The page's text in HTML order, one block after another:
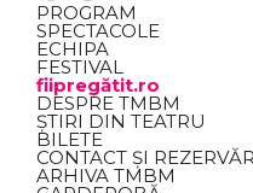
PROGRAM
SPECTACOLE
ECHIPA
FESTIVAL
fiipregătit.ro
DESPRE TMBM
ȘTIRI DIN TEATRU
BILETE
CONTACT ȘI
ARHIVA TMBM